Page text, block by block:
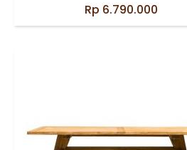
Rp 6.790.000